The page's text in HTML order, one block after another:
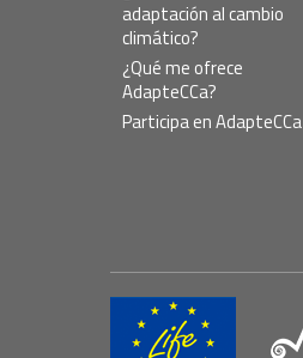
adaptación al cambio
climático?
¿Qué me ofrece
AdapteCCa?
Participa en AdapteCCa